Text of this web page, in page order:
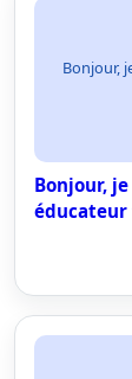
Bonjour,
Bonjour,
éducateur